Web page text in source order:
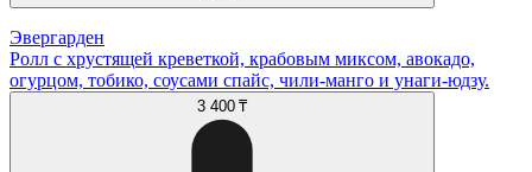
Эвергарден
Ролл с хрустящей креветкой, крабовым миксом, авокадо,
огурцом, тобико, соусами спайс, чили-манго и унаги-юдзу.
3 400 ₸